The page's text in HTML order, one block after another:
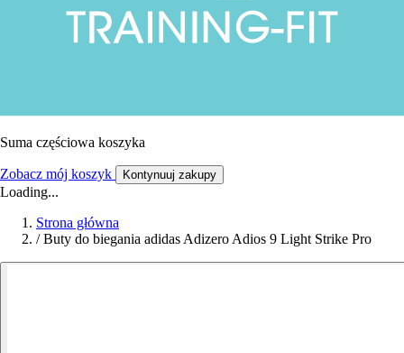
Suma częściowa koszyka
Zobacz mój koszyk Kontynuuj zakupy
Loading...
Strona główna
/ Buty do biegania adidas Adizero Adios 9 Light Strike Pro